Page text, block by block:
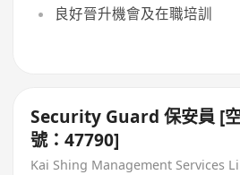
良好晉升機會及在職培訓
Security Guard 保安員 [
號：47790]
Kai Shing Management Services